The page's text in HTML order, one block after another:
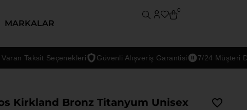
MARKALAR
0
Taksit Seçenekleri Güvenli Alışveriş Garantisi 7/24 Müşteri
Kirkland Bronz Titanyum Unisex